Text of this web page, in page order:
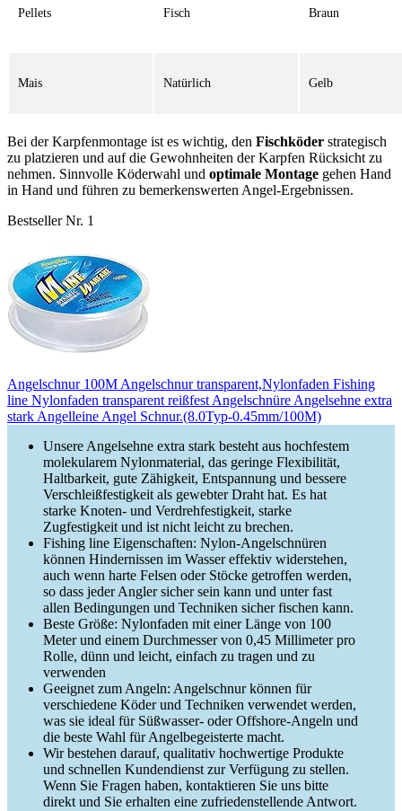
Pellets Fisch Braun
Mais Natürlich Gelb
Bei der Karpfenmontage ist es wichtig, den Fischköder strategisch
zu platzieren und auf die Gewohnheiten der Karpfen Rücksicht zu
nehmen. Sinnvolle Köderwahl und optimale Montage gehen Hand
in Hand und führen zu bemerkenswerten Angel-Ergebnissen.
Bestseller Nr. 1
Angelschnur 100M Angelschnur transparent,Nylonfaden Fishing
line Nylonfaden transparent reißfest Angelschnüre Angelsehne extra
stark Angelleine Angel Schnur.(8.0Typ-0.45mm/100M)
Unsere Angelsehne extra stark besteht aus hochfestem
molekularem Nylonmaterial, das geringe Flexibilität,
Haltbarkeit, gute Zähigkeit, Entspannung und bessere
Verschleißfestigkeit als gewebter Draht hat. Es hat
starke Knoten- und Verdrehfestigkeit, starke
Zugfestigkeit und ist nicht leicht zu brechen.
Fishing line Eigenschaften: Nylon-Angelschnüren
können Hindernissen im Wasser effektiv widerstehen,
auch wenn harte Felsen oder Stöcke getroffen werden,
so dass jeder Angler sicher sein kann und unter fast
allen Bedingungen und Techniken sicher fischen kann.
Beste Größe: Nylonfaden mit einer Länge von 100
Meter und einem Durchmesser von 0,45 Millimeter pro
Rolle, dünn und leicht, einfach zu tragen und zu
verwenden
Geeignet zum Angeln: Angelschnur können für
verschiedene Köder und Techniken verwendet werden,
was sie ideal für Süßwasser- oder Offshore-Angeln und
die beste Wahl für Angelbegeisterte macht.
Wir bestehen darauf, qualitativ hochwertige Produkte
und schnellen Kundendienst zur Verfügung zu stellen.
Wenn Sie Fragen haben, kontaktieren Sie uns bitte
direkt und Sie erhalten eine zufriedenstellende Antwort.